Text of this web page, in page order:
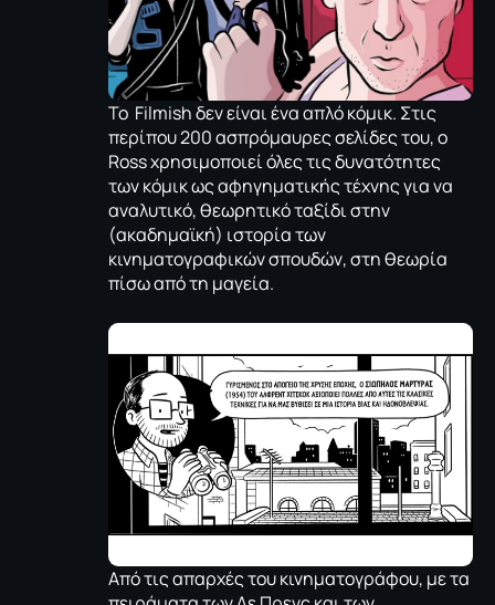
Το Filmish δεν είναι ένα απλό κόμικ. Στις
περίπου 200 ασπρόμαυρες σελίδες του, ο
Ross χρησιμοποιεί όλες τις δυνατότητες
των κόμικ ως αφηγηματικής τέχνης για να
αναλυτικό, θεωρητικό ταξίδι στην
(ακαδημαϊκή) ιστορία των
κινηματογραφικών σπουδών, στη θεωρία
πίσω από τη μαγεία.
Από τις απαρχές του κινηματογράφου, με τα